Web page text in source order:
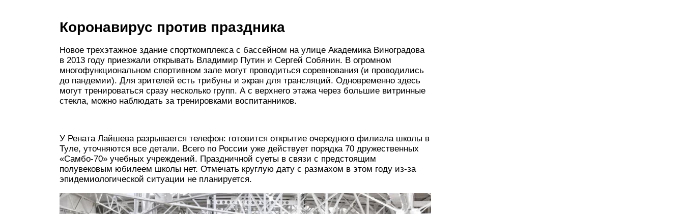
Коронавирус против праздника
Новое трехэтажное здание спорткомплекса с бассейном на улице Академика Виноградова
в 2013 году приезжали открывать Владимир Путин и Сергей Собянин. В огромном
многофункциональном спортивном зале могут проводиться соревнования (и проводились
до пандемии). Для зрителей есть трибуны и экран для трансляций. Одновременно здесь
могут тренироваться сразу несколько групп. А с верхнего этажа через большие витринные
стекла, можно наблюдать за тренировками воспитанников.
У Рената Лайшева разрывается телефон: готовится открытие очередного филиала школы в
Туле, уточняются все детали. Всего по России уже действует порядка 70 дружественных
«Самбо-70» учебных учреждений. Праздничной суеты в связи с предстоящим
полувековым юбилеем школы нет. Отмечать круглую дату с размахом в этом году из-за
эпидемиологической ситуации не планируется.